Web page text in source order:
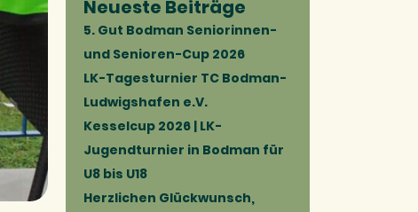
Neueste Beiträge
5. Gut Bodman Seniorinnen-
und Senioren-Cup 2026
LK-Tagesturnier TC Bodman-
Ludwigshafen e.V.
Kesselcup 2026 | LK-
Jugendturnier in Bodman für
U8 bis U18
Herzlichen Glückwunsch,